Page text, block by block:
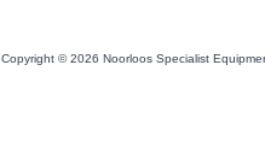
Copyright © 2026 Noorloos Specialist